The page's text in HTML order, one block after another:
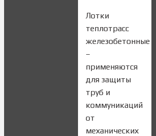
Лотки
теплотрасс
железобетонные
–
применяются
для защиты
труб и
коммуникаций
от
механических